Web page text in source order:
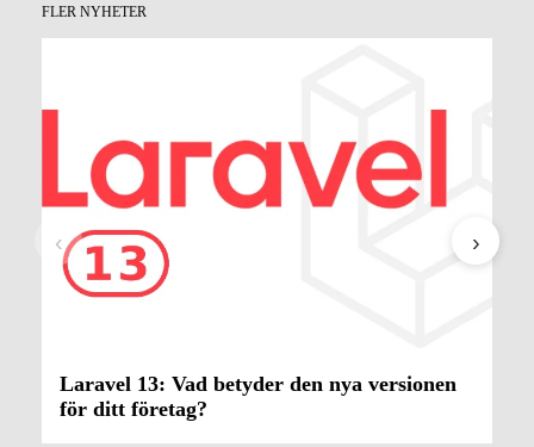
FLER NYHETER
Laravel 13: Vad betyder den nya versionen
för ditt företag?
‹ ›